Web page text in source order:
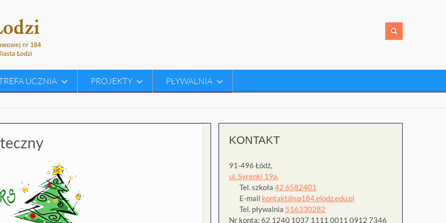
UCZNIA PROJEKTY PŁYWALNIA
KONTAKT
91-496 Łódź,
ul. Syrenki 19a,
Tel. szkoła 42 6582401
E-mail kontakt@sp184.elodz.edu.pl
Tel. pływalnia 516330282
Nr konta: 62 1240 1037 1111 0011 0912 7346